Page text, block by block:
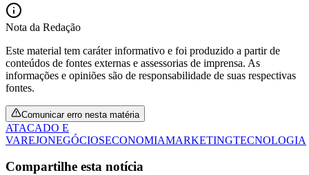
Nota da Redação
Este material tem caráter informativo e foi produzido a partir de
conteúdos de fontes externas e assessorias de imprensa. As
informações e opiniões são de responsabilidade de suas respectivas
fontes.
Comunicar erro nesta matéria
ATACADO E
VAREJONEGÓCIOSECONOMIAMARKETINGTECNOLOGIA
Compartilhe esta notícia